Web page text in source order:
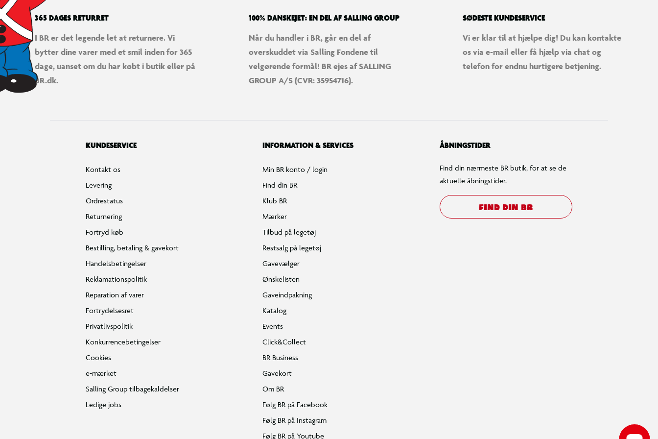
365 DAGES RETURRET
I BR er det legende let at returnere. Vi
bytter dine varer med et smil inden for 365
dage, uanset om du har købt i butik eller på
BR.dk.
100% DANSKEJET: EN DEL AF SALLING GROUP
Når du handler i BR, går en del af
overskuddet via Salling Fondene til
velgørende formål! BR ejes af SALLING
GROUP A/S (CVR: 35954716).
SØDESTE KUNDESERVICE
Vi er klar til at hjælpe dig! Du kan kontakte
os via e-mail eller få hjælp via chat og
telefon for endnu hurtigere betjening.
KUNDESERVICE
Kontakt os
Levering
Ordrestatus
Returnering
Fortryd køb
Bestilling, betaling & gavekort
Handelsbetingelser
Reklamationspolitik
Reparation af varer
Fortrydelsesret
Privatlivspolitik
Konkurrencebetingelser
Cookies
e-mærket
Salling Group tilbagekaldelser
Ledige jobs
INFORMATION & SERVICES
Min BR konto / login
Find din BR
Klub BR
Mærker
Tilbud på legetøj
Restsalg på legetøj
Gavevælger
Ønskelisten
Gaveindpakning
Katalog
Events
Click&Collect
BR Business
Gavekort
Om BR
Følg BR på Facebook
Følg BR på Instagram
Følg BR på Youtube
ÅBNINGSTIDER
Find din nærmeste BR butik, for at se de
aktuelle åbningstider.
FIND DIN BR